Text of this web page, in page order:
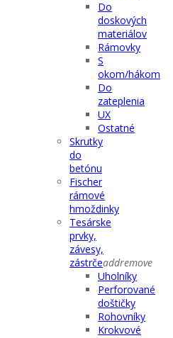
Do
doskových
materiálov
Rámovky
S
okom/hákom
Do
zateplenia
UX
Ostatné
Skrutky
do
betónu
Fischer
rámové
hmoždinky
Tesárske
prvky,
závesy,
zástrčeaddremove
Uholníky
Perforované
doštičky
Rohovníky
Krokvové